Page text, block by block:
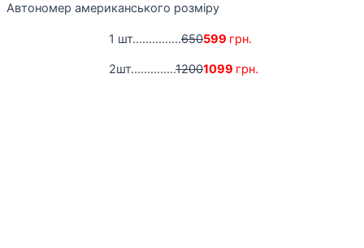
Автономер американського розміру
1 шт...............650599 грн.
2шт..............12001099 грн.